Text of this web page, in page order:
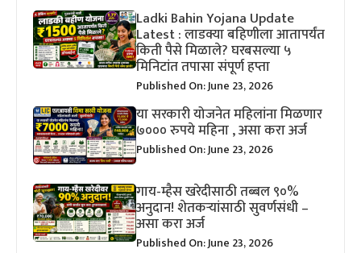
Ladki Bahin Yojana Update
Latest : लाडक्या बहिणीला आतापर्यंत
किती पैसे मिळाले? घरबसल्या ५
मिनिटांत तपासा संपूर्ण हप्ता
Published On: June 23, 2026
या सरकारी योजनेत महिलांना मिळणार
७००० रुपये महिना , असा करा अर्ज
Published On: June 23, 2026
गाय-म्हैस खरेदीसाठी तब्बल ९०%
अनुदान! शेतकऱ्यांसाठी सुवर्णसंधी –
असा करा अर्ज
Published On: June 23, 2026